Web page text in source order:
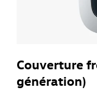
Couverture
génération)